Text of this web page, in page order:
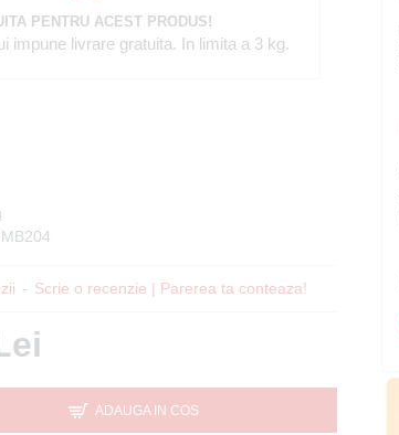
PENTRU ACEST PRODUS!
impune livrare gratuita. In limita a 3 kg.
- Scrie o recenzie | Parerea ta conteaza!
ADAUGA IN COS